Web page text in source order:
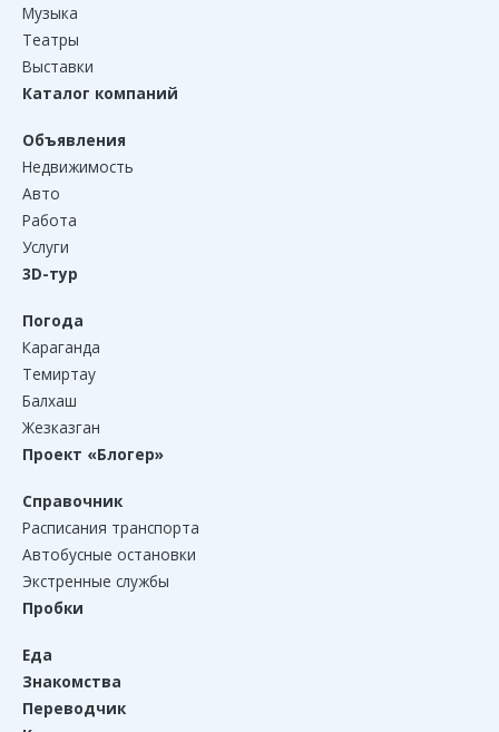
Музыка
Театры
Выставки
Каталог компаний
Объявления
Недвижимость
Авто
Работа
Услуги
3D-тур
Погода
Караганда
Темиртау
Балхаш
Жезказган
Проект «Блогер»
Справочник
Расписания транспорта
Автобусные остановки
Экстренные службы
Пробки
Еда
Знакомства
Переводчик